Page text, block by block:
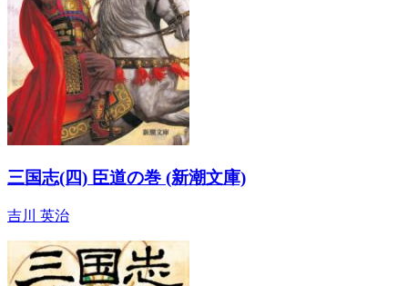
三国志(四) 臣道の巻 (新潮文庫)
吉川 英治